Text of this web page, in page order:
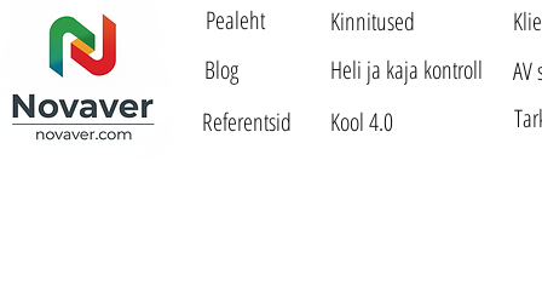
Pealeht
Blog
Referentsid
Heli ja kaja kontroll
Kinnitused
Kool 4.0